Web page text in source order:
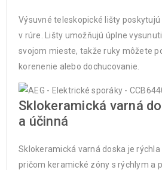
Výsuvné teleskopické lišty
v rúre. Lišty umožňujú úplne
svojom mieste, takže ruky môžete
korenenie alebo dochucovanie.
Sklokeramická varná
a účinná
Sklokeramická varná doska je rýchla
pričom keramické zóny s rýchlym a